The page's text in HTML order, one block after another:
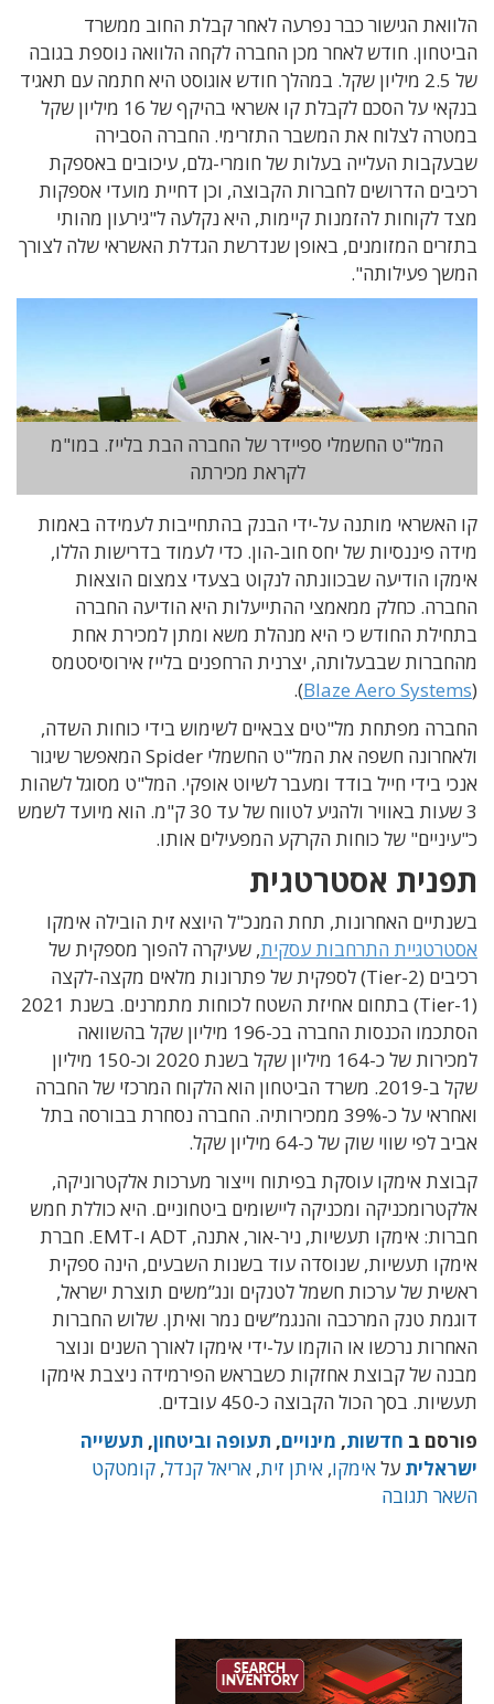
הלוואת הגישור כבר נפרעה לאחר קבלת החוב ממשרד
הביטחון. חודש לאחר מכן החברה לקחה הלוואה נוספת בגובה
של 2.5 מיליון שקל. במהלך חודש אוגוסט היא חתמה עם תאגיד
בנקאי על הסכם לקבלת קו אשראי בהיקף של 16 מיליון שקל
במטרה לצלוח את המשבר התזרימי. החברה הסבירה
שבעקבות העלייה בעלות של חומרי-גלם, עיכובים באספקת
רכיבים הדרושים לחברות הקבוצה, וכן דחיית מועדי אספקות
מצד לקוחות להזמנות קיימות, היא נקלעה ל"גירעון מהותי
בתזרים המזומנים, באופן שנדרשת הגדלת האשראי שלה לצורך
המשך פעילותה".
המל"ט החשמלי ספיידר של החברה הבת בלייז. במו"מ
לקראת מכירתה
קו האשראי מותנה על-ידי הבנק בהתחייבות לעמידה באמות
מידה פיננסיות של יחס חוב-הון. כדי לעמוד בדרישות הללו,
אימקו הודיעה שבכוונתה לנקוט בצעדי צמצום הוצאות
החברה. כחלק ממאמצי ההתייעלות היא הודיעה החברה
בתחילת החודש כי היא מנהלת משא ומתן למכירת אחת
מהחברות שבבעלותה, יצרנית הרחפנים בלייז אירוסיסטמס
Blaze Aero Systems)
).
החברה מפתחת מל"טים צבאיים לשימוש בידי כוחות השדה,
ולאחרונה חשפה את המל"ט החשמלי Spider המאפשר שיגור
אנכי בידי חייל בודד ומעבר לשיוט אופקי. המל"ט מסוגל לשהות
3 שעות באוויר ולהגיע לטווח של עד 30 ק"מ. הוא מיועד לשמש
כ"עיניים" של כוחות הקרקע המפעילים אותו.
תפנית אסטרטגית
בשנתיים האחרונות, תחת המנכ"ל היוצא זית הובילה אימקו
אסטרטגיית התרחבות עסקית, שעיקרה להפוך מספקית של
רכיבים (Tier-2) לספקית של פתרונות מלאים מקצה-לקצה
(Tier-1) בתחום אחיזת השטח לכוחות מתמרנים. בשנת 2021
הסתכמו הכנסות החברה בכ-196 מיליון שקל בהשוואה
למכירות של כ-164 מיליון שקל בשנת 2020 וכ-150 מיליון
שקל ב-2019. משרד הביטחון הוא הלקוח המרכזי של החברה
ואחראי על כ-39% ממכירותיה. החברה נסחרת בבורסה בתל
אביב לפי שווי שוק של כ-64 מיליון שקל.
קבוצת אימקו עוסקת בפיתוח וייצור מערכות אלקטרוניקה,
אלקטרומכניקה ומכניקה ליישומים ביטחוניים. היא כוללת חמש
חברות: אימקו תעשיות, ניר-אור, אתנה, ADT ו-EMT. חברת
אימקו תעשיות, שנוסדה עוד בשנות השבעים, הינה ספקית
ראשית של ערכות חשמל לטנקים ונג”משים תוצרת ישראל,
דוגמת טנק המרכבה והנגמ”שים נמר ואיתן. שלוש החברות
האחרות נרכשו או הוקמו על-ידי אימקו לאורך השנים ונוצר
מבנה של קבוצת אחזקות כשבראש הפירמידה ניצבת אימקו
תעשיות. בסך הכול הקבוצה כ-450 עובדים.
פורסם ב חדשות, מינויים, תעופה וביטחון, תעשייה
ישראלית עלאימקו, איתן זית, אריאל קנדל, קומטקט
השאר תגובה